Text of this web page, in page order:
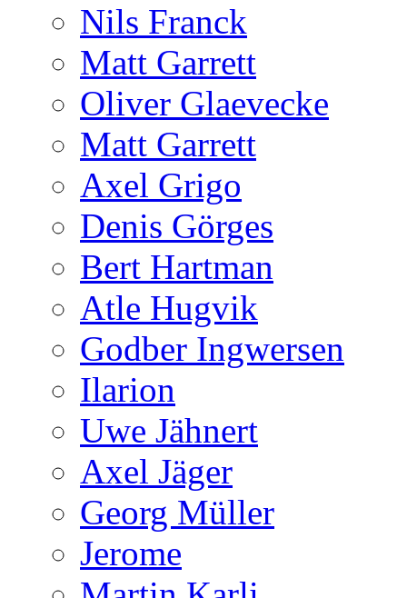
Nils Franck
Matt Garrett
Oliver Glaevecke
Matt Garrett
Axel Grigo
Denis Görges
Bert Hartman
Atle Hugvik
Godber Ingwersen
Ilarion
Uwe Jähnert
Axel Jäger
Georg Müller
Jerome